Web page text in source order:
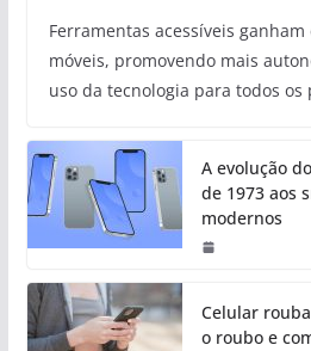
Ferramentas acessíveis
móveis, promovendo mais
uso da tecnologia para todos os
A evolução
de 1973 aos
modernos
Celular
o roubo e